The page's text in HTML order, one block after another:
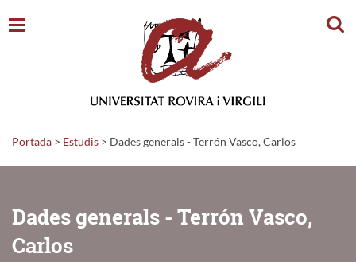
Portada > Estudis > Dades generals - Terrón Vasco, Carlos
Dades generals - Terrón Vasco,
Carlos